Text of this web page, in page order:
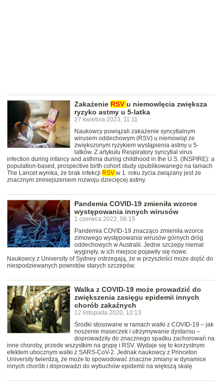
Zakażenie RSV u niemowlęcia zwiększa
ryzyko astmy u 5-latka
27 kwietnia 2023, 11:11
Naukowcy powiązali zakażenie syncytialnym
wirusem oddechowym (RSV) u niemowląt ze
zwiększonym ryzykiem wystąpienia astmy u 5-
latków. Z artykułu Respiratory syncytial virus
infection during infancy and asthma during childhood in the U.S. (INSPIRE): a
population-based, prospective birth cohort study opublikowanego na łamach
The Lancet wynika, że brak infekcji RSV w 1. roku życia związany jest ze
znacznym zmniejszeniem rozwoju dziecięcej astmy.
Pandemia COVID-19 zmieniła wzorce
występowania innych wirusów
1 czerwca 2022, 06:15
Pandemia COVID-19 znacząco zmieniła wzorce
zimowego występowania wirusów górnych dróg
oddechowych w Australii. Jedne szczepy niemal
wyginęły, w ich miejsce pojawiły się nowe.
Naukowcy z University of Sydney ostrzegają, że w przyszłości może dojść do
niespodziewanych powrotów starych szczepów.
Walka z COVID-19 może prowadzić do
zwiększenia zasięgu epidemii innych
chorób zakaźnych
12 listopada 2020, 10:13
Środki stosowane w ramach walki z COVID-19 – jak
noszenie maseczek i utrzymywanie dystansu –
doprowadziły do znacznego spadku zachorowań na
inne choroby, przede wszystkim na grypę i RSV. Wydaje się to korzystnym
efektem ubocznym walki z SARS-CoV-2. Jednak naukowcy z Princeton
University twierdzą, że może to spowodować znaczne zmiany w dynamice
innych chorób i doprowadzi do wybuchów epidemii na większą skalę